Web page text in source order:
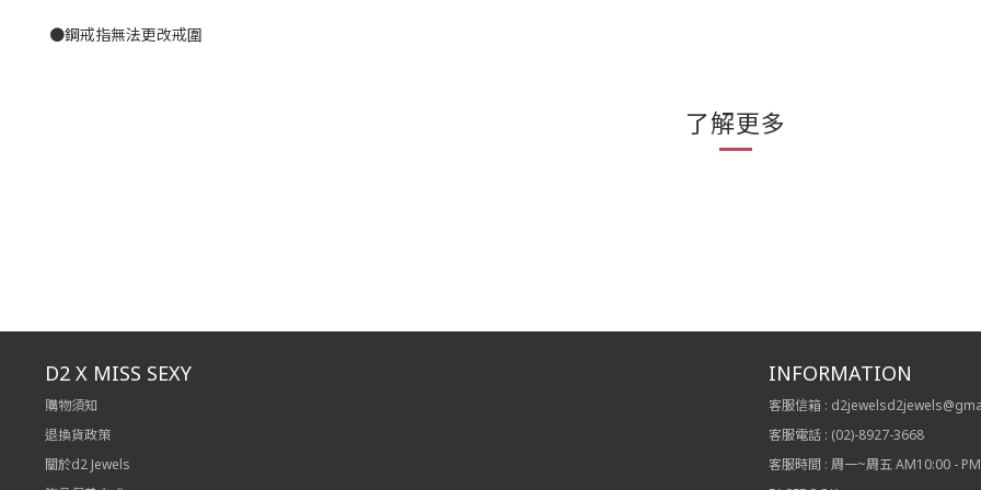
●鋼戒指無法更改戒圍
了解更多
D2 X MISS SEXY
購物須知
退換貨政策
關於d2 Jewels
INFORMATION
客服信箱 :
客服電話 : (02)-8927-3668
客服時間 : 周一~周五 AM10:00 -